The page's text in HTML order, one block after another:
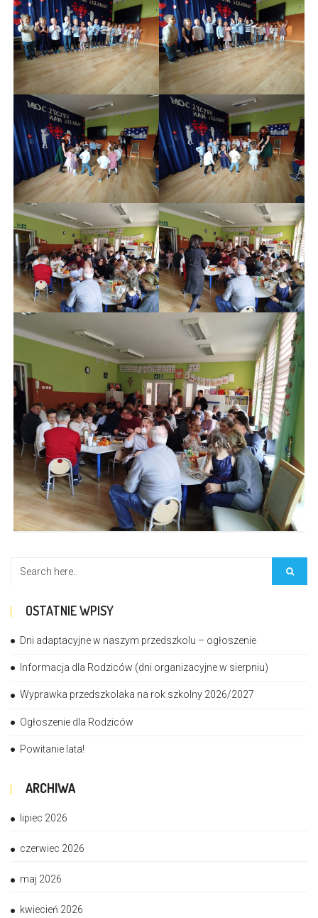
OSTATNIE WPISY
Dni adaptacyjne w naszym przedszkolu – ogłoszenie
Informacja dla Rodziców (dni organizacyjne w sierpniu)
Wyprawka przedszkolaka na rok szkolny 2026/2027
Ogłoszenie dla Rodziców
Powitanie lata!
ARCHIWA
lipiec 2026
czerwiec 2026
maj 2026
kwiecień 2026